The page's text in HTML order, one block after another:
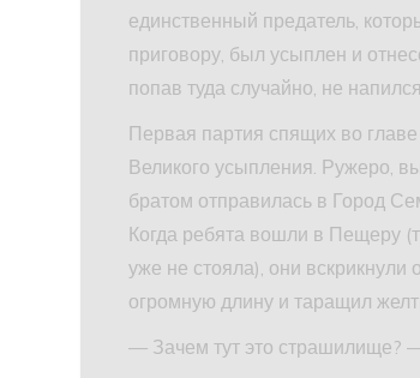
единственный предатель,
приговору, был усыплен и
попав туда случайно, не
Первая партия спящих во
Великого усыпления. Ружеро,
братом отправилась в Город
Когда ребята вошли в Пещеру
уже не стояла), они
огромную длину и таращил
— Зачем тут это страшилище? —